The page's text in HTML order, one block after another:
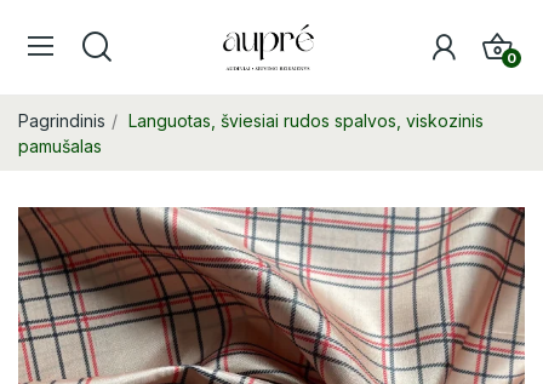
0
Pagrindinis
Languotas, šviesiai rudos spalvos, viskozinis
pamušalas